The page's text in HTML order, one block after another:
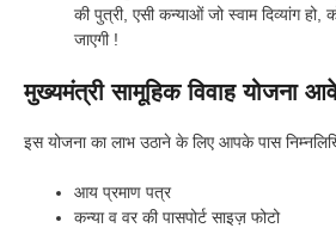
की पुत्री, एसी कन्याओं जो स्वाम दिव्यांग हो,
जाएगी !
मुख्यमंत्री सामूहिक विवाह योजना
इस योजना का लाभ उठाने के लिए आपके पास
आय प्रमाण पत्र
कन्या व वर की पासपोर्ट साइज़ फोटो